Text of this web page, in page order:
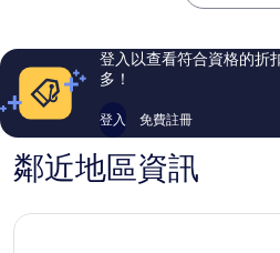
評
論
登入以查看符合資格的折
多！
登入 免費註冊
鄰近地區資訊